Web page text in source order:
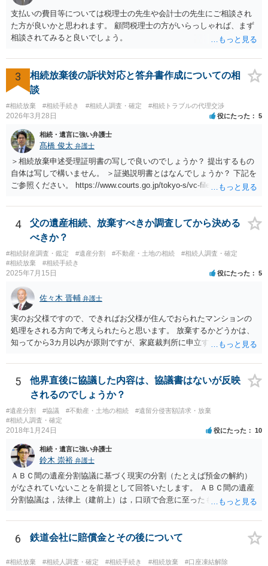
支払いの費目等については税理士の先生や会計士の先生にご相談され
た方が良いかと思われます。 顧問税理士の方がいらっしゃれば、まず
相談されてみると良いでしょう。
3
相続放棄後の訴状対応と答弁書作成についての相
談
#相続放棄 #相続手続き #相続人調査・確定 #相続トラブルの代理交渉
2026年3月28日 役にたった 5
相続・遺言に強い弁護士
髙橋 俊太 弁護士
＞相続放棄申述受理証明書の写しで良いのでしょうか？ 提出するもの
自体は写しで構いません。 ＞証拠説明書とはなんでしょうか？ 下記を
ご参照ください。 https://www.courts.go.jp/tokyo-s/vc-files/tokyo-s/file/
4
父の遺産相続、放棄すべきか調査してから決める
べきか？
#相続財産調査・鑑定 #遺産分割 #不動産・土地の相続
#相続人調査・確定
#相続放棄
#相続手続き
2025年7月15日 役にたった 5
佐々木 晋輔 弁護士
実のお父様ですので、できればお父様が住んでおられたマンションの
処理をされる方向で考えられたらと思います。 放棄するかどうかは、
知ってから3カ月以内が原則ですが、家庭裁判所に申立すれば3カ月の
放棄するかどうか決めることができます。 銀行やサラ金が数年も放置
することはありませんので、数年後に借金が発見される可能性はほぼ
ありません。 なお、私が扱った相続放棄を検討していた案件で、期間
伸長して調査したところ、サラ金に対する過払金など相当な財産が見
つかったため相続したという事例がありました。
5
他界直後に協議した内容は、協議書はないが反映
されるのでしょうか？
#遺産分割 #協議 #不動産・土地の相続
#遺留分侵害額請求・放棄
#相続人調査・確定
2018年1月24日 役にたった 10
相続・遺言に強い弁護士
鈴木 崇裕 弁護士
ＡＢＣ間の遺産分割協議に基づく現実の分割（たとえば預金の解約）
がなされていないことを前提として回答いたします。 ＡＢＣ間の遺産
分割協議は，法律上（建前上）は，口頭で合意に至ったものであって
ん。 また，不動産の名義を移転するためには，遺産分割協議書への署
名捺印を得る必要があります。 したがって，残念ながら，「ＡＢＣ間
の遺産分割協議が有効に成立している」という前提に基づく主張は困
難と思われます。 「ＡＢＣ間の遺産分割協議は未了のまま，ＡとＢが
6 鉄道会社に賠償金とその後について
#相続放棄 #相続人調査・確定 #相続手続き #相続放棄
#口座凍結解除